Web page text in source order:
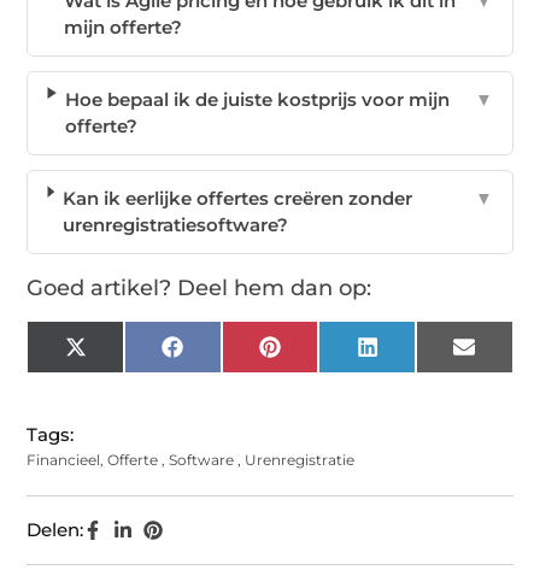
mijn offerte?
Hoe bepaal ik de juiste kostprijs voor mijn
offerte?
▼
Kan ik eerlijke offertes creëren zonder
urenregistratiesoftware?
▼
Goed artikel? Deel hem dan op:
X
(Twitter)
Facebook Pinterest LinkedIn Email
Tags:
Financieel,Offerte ,Software , Urenregistratie
Delen: